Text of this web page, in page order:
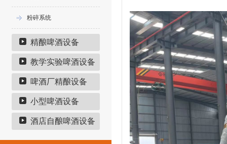
粉碎系统
精酿啤酒设备
教学实验啤酒设备
啤酒厂精酿设备
小型啤酒设备
酒店自酿啤酒设备